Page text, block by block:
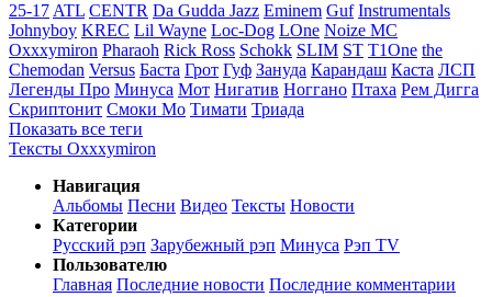
25-17 ATL CENTR Da Gudda Jazz Eminem Guf Instrumentals
Johnyboy KREC Lil Wayne Loc-Dog LOne Noize MC
Oxxxymiron Pharaoh Rick Ross Schokk SLIM ST T1One the
Chemodan Versus Баста Грот Гуф Зануда Карандаш Каста ЛСП
Легенды Про Минуса Мот Нигатив Ноггано Птаха Рем Дигга
Скриптонит Смоки Мо Тимати Триада
Показать все теги
Тексты Oxxxymiron
Навигация
Альбомы Песни Видео Тексты Новости
Категории
Русский рэп Зарубежный рэп Минуса Рэп TV
Пользователю
Главная Последние новости Последние комментарии